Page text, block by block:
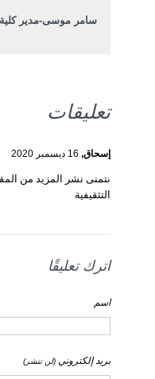
سامر موسى-مدير
تعليقات
إسحاق, 16 ديسمبر 2020
نتمنى نشر المزيد من
التثقيفية
اترك تعليقًا
اسم
بريد إلكتروني (لن تنشر)